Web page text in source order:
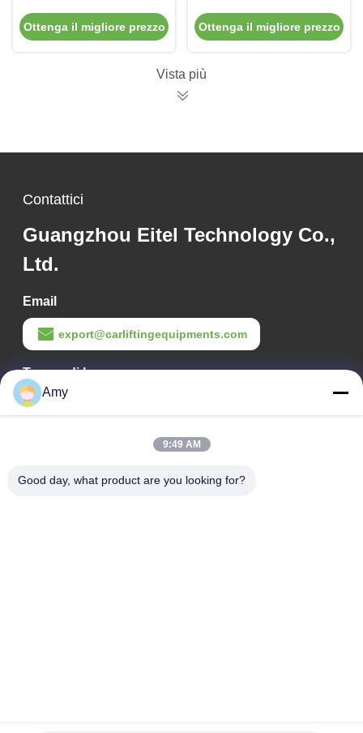
resistente alla
corrosione
Ottenga il migliore prezzo
resina leggeri per
pezzi di ricambio del
Ottenga il migliore prezzo
Vista più
Contattici
Guangzhou Eitel Technology Co.,
Ltd.
Email
export@carliftingequipments.com
Tempo di lavoro
09:00-18:00
Strada nazionale 106, distretto di Huadu, città di Guangzhou
Amy
9:49 AM
Good day, what product are you looking for?